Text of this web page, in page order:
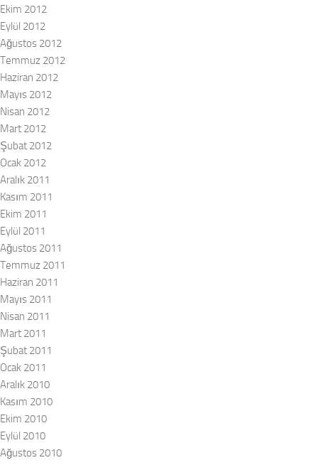
Ekim 2012
Eylül 2012
Ağustos 2012
Temmuz 2012
Haziran 2012
Mayıs 2012
Nisan 2012
Mart 2012
Şubat 2012
Ocak 2012
Aralık 2011
Kasım 2011
Ekim 2011
Eylül 2011
Ağustos 2011
Temmuz 2011
Haziran 2011
Mayıs 2011
Nisan 2011
Mart 2011
Şubat 2011
Ocak 2011
Aralık 2010
Kasım 2010
Ekim 2010
Eylül 2010
Ağustos 2010